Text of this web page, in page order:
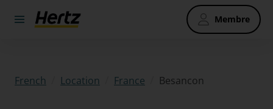
Membre
French Location France Besancon